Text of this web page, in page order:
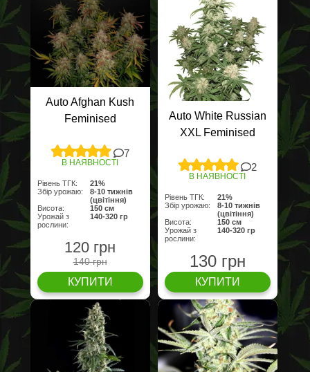
Auto Afghan Kush
Feminised
7
В НАЯВНОСТІ
Рівень ТГК:
21%
Збір урожаю:
8-10 тижнів
(цвітіння)
Висота:
150 cм
Урожай з
рослини:
140-320 гр
120 грн
140 грн
КУПИТИ
Auto White Russian
XXL Feminised
2
В НАЯВНОСТІ
Рівень ТГК:
21%
Збір урожаю:
8-10 тижнів
(цвітіння)
Висота:
150 cм
Урожай з
рослини:
140-320 гр
130 грн
КУПИТИ